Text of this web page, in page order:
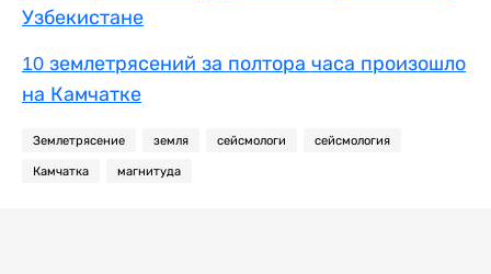
Узбекистане
10 землетрясений за полтора часа произошло
на Камчатке
Землетрясение земля сейсмологи сейсмология
Камчатка магнитуда